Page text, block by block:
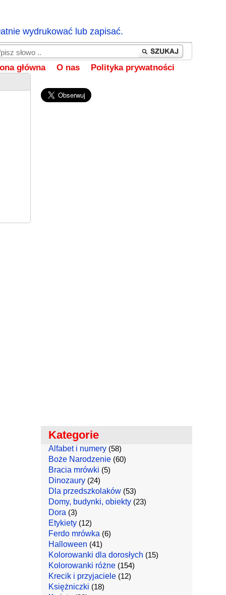
wydrukować lub zapisać.
główna O nas Polityka prywatności
Kategorie
Alfabet i numery(58)
Boże Narodzenie(60)
Bracia mrówki (5)
Dinozaury(24)
Dla przedszkolaków(53)
Domy, budynki, obiekty(23)
Dora (3)
Etykiety(12)
Ferdo mrówka (6)
Halloween (41)
Kolorowanki dla dorosłych (15)
Kolorowanki różne(154)
Krecik i przyjaciele(12)
Księżniczki (18)